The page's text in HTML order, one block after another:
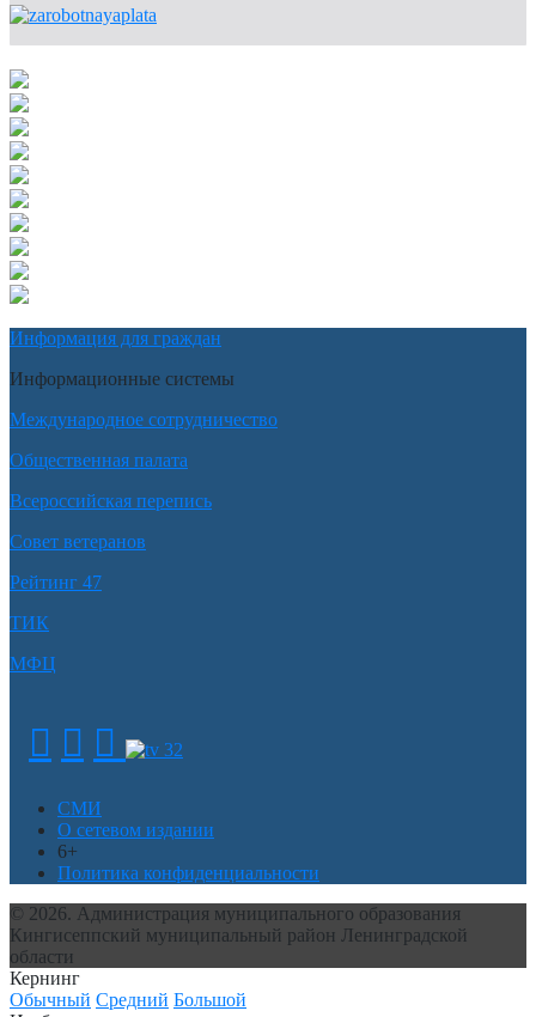
Информация для граждан
Информационные системы
Международное сотрудничество
Общественная палата
Всероссийская перепись
Совет ветеранов
Рейтинг 47
ТИК
МФЦ
СМИ
О сетевом издании
6+
Политика конфиденциальности
© 2026. Администрация муниципального образования
Кингисеппский муниципальный район Ленинградской
области
Кернинг
Обычный Средний Большой